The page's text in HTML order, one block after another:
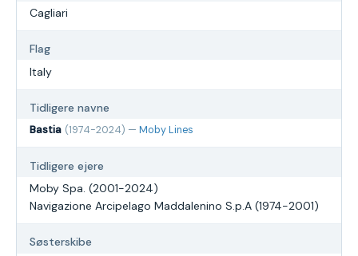
Cagliari
Flag
Italy
Tidligere navne
Bastia (1974-2024) — Moby Lines
Tidligere ejere
Moby Spa. (2001-2024)
Navigazione Arcipelago Maddalenino S.p.A (1974-2001)
Søsterskibe